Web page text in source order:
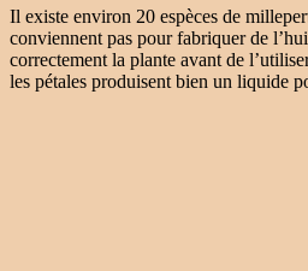
Il existe environ 20 espèces de
conviennent pas pour fabriquer de
correctement la plante avant de
les pétales produisent bien un liquide